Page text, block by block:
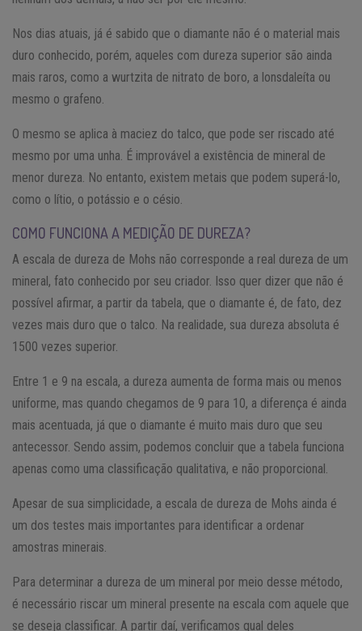
Nos dias atuais, já é sabido que o diamante não é o material mais
duro conhecido, porém, aqueles com dureza superior são ainda
mais raros, como a wurtzita de nitrato de boro, a lonsdaleíta ou
mesmo o grafeno.
O mesmo se aplica à maciez do talco, que pode ser riscado até
mesmo por uma unha. É improvável a existência de mineral de
menor dureza. No entanto, existem metais que podem superá-lo,
como o lítio, o potássio e o césio.
COMO FUNCIONA A MEDIÇÃO DE DUREZA?
A escala de dureza de Mohs não corresponde a real dureza de um
mineral, fato conhecido por seu criador. Isso quer dizer que não é
possível afirmar, a partir da tabela, que o diamante é, de fato, dez
vezes mais duro que o talco. Na realidade, sua dureza absoluta é
1500 vezes superior.
Entre 1 e 9 na escala, a dureza aumenta de forma mais ou menos
uniforme, mas quando chegamos de 9 para 10, a diferença é ainda
mais acentuada, já que o diamante é muito mais duro que seu
antecessor. Sendo assim, podemos concluir que a tabela funciona
apenas como uma classificação qualitativa, e não proporcional.
Apesar de sua simplicidade, a escala de dureza de Mohs ainda é
um dos testes mais importantes para identificar a ordenar
amostras minerais.
Para determinar a dureza de um mineral por meio desse método,
é necessário riscar um mineral presente na escala com aquele que
se deseja classificar. A partir daí, verificamos qual deles